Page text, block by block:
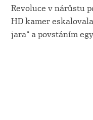
Revoluce v nárůstu
HD kamer
jara“ a povstáním